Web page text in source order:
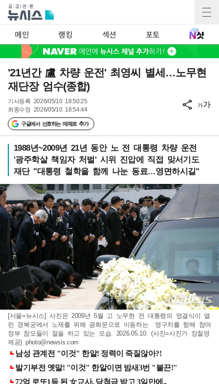
메인 랭킹 섹션 포토
'21년간 盧 차량 운전' 최영씨 별세…노무현
재단장 엄수(종합)
기사등록 2026/05/10 18:50:25
최종수정 2026/05/10 18:54:44
구글에서 선호하는 매체로 추가
가가
1988년~2009년 21년 동안 노 전 대통령 차량 운전
'광주학살 책임자 처벌' 시위 진압에 직접 맞서기도
재단 "대통령 철학을 함께 나눈 동료…영면하시길"
[서울=뉴시스] 사진은 2009년 5월 고 노무현 전 대통령의 영결식이 열
린 경복궁에서 노제를 위해 광화문으로 이동하는 영구차를 향해 참여
정부 참모들이 절을 하고 있는 모습. 2026.05.10. (사진=사진가 장철영
제공) photo@newsis.com